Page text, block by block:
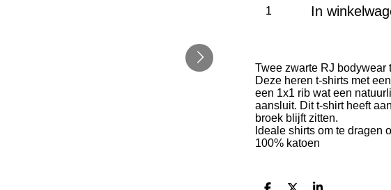
In
Twee zwarte RJ bodywear
Deze heren t-shirts met
een 1x1 rib wat een
aansluit. Dit t-shirt heeft
broek blijft zitten.
Ideale shirts om te dragen
100% katoen